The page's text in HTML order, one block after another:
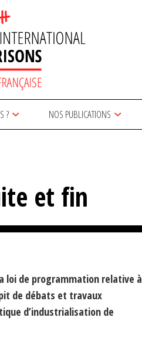
? NOS PUBLICATIONS
et fin
loi de programmation relative à
de débats et travaux
d’industrialisation de